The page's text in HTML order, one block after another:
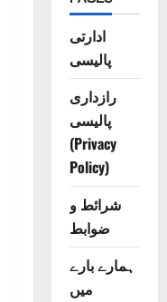
ادارتی
پالیسی
رازداری
پالیسی
(Privacy
Policy)
شرائط و
ضوابط
ہمارے بارے
میں